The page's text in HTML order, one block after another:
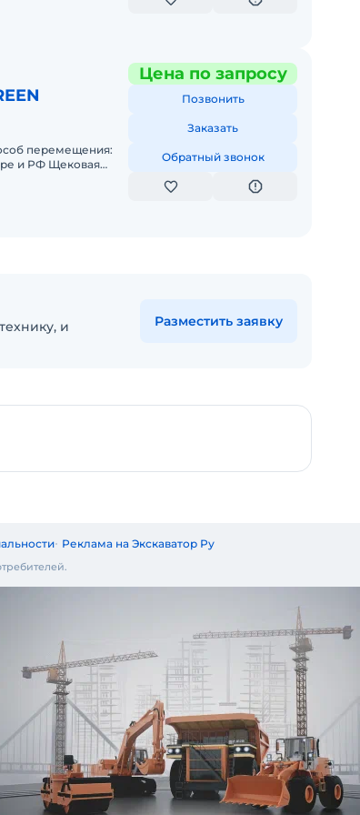
перемещения:
и РФ Щековая
Цена по запросу
Позвонить
Заказать
Обратный звонок
и
Разместить заявку
Реклама на Экскаватор Ру